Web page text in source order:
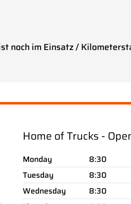
noch im Einsatz /
Home of Trucks -
Monday 8:30
Tuesday
8:30
Wednesday
8:30